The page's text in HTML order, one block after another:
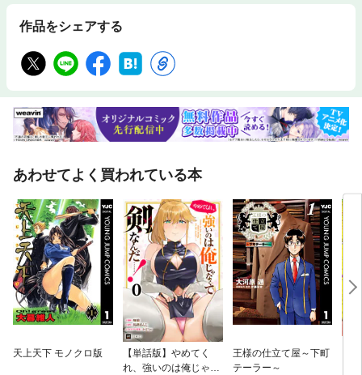
作品をシェアする
あわせてよく買われている本
天上天下 モノクロ版
【単話版】やめてく
れ、強いのは俺じゃな
王様の仕立て屋～下町
テーラー～